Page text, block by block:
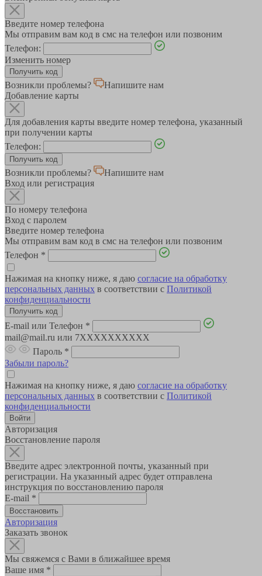
Введите номер телефона
Мы отправим вам код в смс на телефон или позвоним
Телефон:
Изменить номер
Возникли проблемы?
Напишите нам
Добавление карты
Для добавления карты введите номер телефона, указанный
при получении карты
Телефон:
Возникли проблемы?
Напишите нам
Вход или регистрация
По номеру телефона
Вход с паролем
Введите номер телефона
Мы отправим вам код в смс на телефон или позвоним
Телефон *
Нажимая на кнопку ниже, я даю согласие на обработку
персональных данных в соответствии с Политикой
конфиденциальности
E-mail или Телефон *
mail@mail.ru или 7XXXXXXXXXX
Пароль *
Забыли пароль?
Нажимая на кнопку ниже, я даю согласие на обработку
персональных данных в соответствии с Политикой
конфиденциальности
Авторизация
Восстановление пароля
Введите адрес электронной почты, указанный при
регистрации. На указанный адрес будет отправлена
инструкция по восстановлению пароля
E-mail *
Авторизация
Заказать звонок
Мы свяжемся с Вами в ближайшее время
Ваше имя *